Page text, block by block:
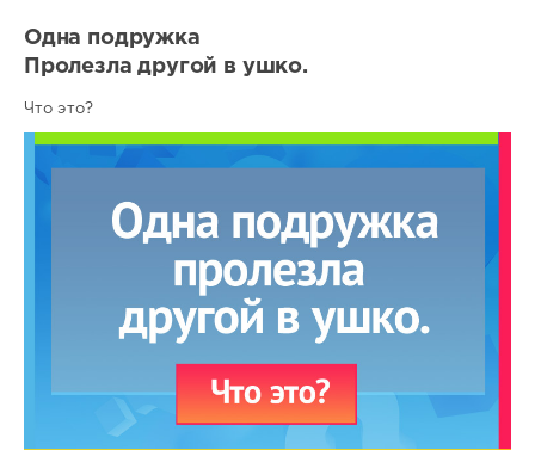
Одна подружка
Пролезла другой в ушко.
Что это?